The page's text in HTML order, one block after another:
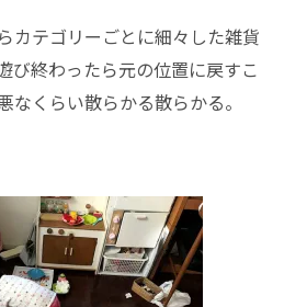
カテゴリーごとに細々した雑貨
び終わったら元の位置に戻すこ
なくらい散らかる散らかる。